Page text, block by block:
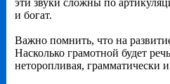
эти звуки сложны по
и богат.
Важно помнить, что на
Насколько грамотной будет
неторопливая, грамматически